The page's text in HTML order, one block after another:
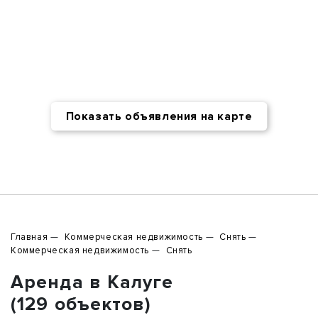
Показать объявления на карте
Главная Коммерческая недвижимость
Снять
Коммерческая недвижимость
Снять
Аренда в Калуге
(129 объектов)